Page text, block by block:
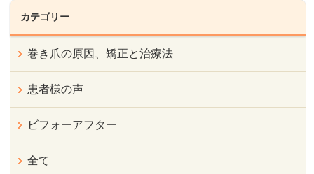
カテゴリー
巻き爪の原因、矯正と治療法
患者様の声
ビフォーアフター
全て